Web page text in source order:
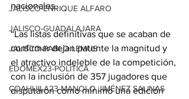
JALISCO-ENRIQUE ALFARO
JALISCO-GUADALAJARA
JALISCO-PABLO LEMUS
EDOMEX23-POLÍTICA
COAHUILA23-MANOLO JIMÉNEZ SALINAS
nacionales.
“Las listas definitivas que se acaban de
confirmar dejan patente la magnitud y
el atractivo indeleble de la competición,
con la inclusión de 357 jugadores que
disputaron como mínimo una edición